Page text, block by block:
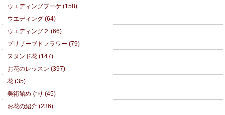
ウエディングブーケ (158)
ウエディング (64)
ウエディング２ (66)
プリザーブドフラワー (79)
スタンド花 (147)
お花のレッスン (397)
花 (35)
美術館めぐり (45)
お花の紹介 (236)